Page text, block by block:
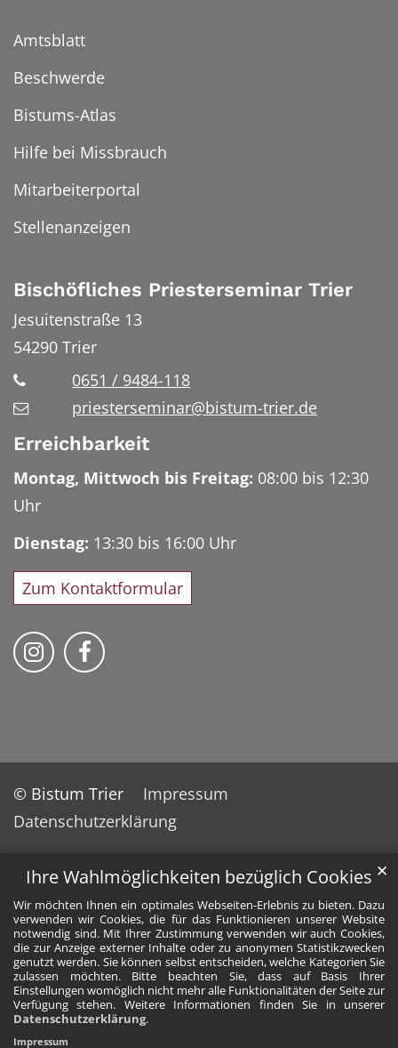
Ihre Wahlmöglichkeiten bezüglich Cookies
Wir möchten Ihnen ein optimales Webseiten-Erlebnis zu bieten. Dazu
verwenden wir Cookies, die für das Funktionieren unserer Website
notwendig sind. Mit Ihrer Zustimmung verwenden wir auch Cookies,
die zur Anzeige externer Inhalte oder zu anonymen Statistikzwecken
genutzt werden. Sie können selbst entscheiden, welche Kategorien Sie
zulassen möchten. Bitte beachten Sie, dass auf Basis Ihrer
Einstellungen womöglich nicht mehr alle Funktionalitäten der Seite zur
Verfügung stehen. Weitere Informationen finden Sie in unserer
Datenschutzerklärung.
✕
Impressum
Amtsblatt
Beschwerde
Bistums-Atlas
Hilfe bei Missbrauch
Mitarbeiterportal
Stellenanzeigen
Bischöfliches Priesterseminar Trier
Jesuitenstraße 13
54290 Trier
0651 / 9484-118
priesterseminar@bistum-trier.de
Erreichbarkeit
Montag, Mittwoch bis Freitag: 08:00 bis 12:30
Uhr
Dienstag: 13:30 bis 16:00 Uhr
Zum Kontaktformular
Bischöfliches Priesterseminar auf
Bischöfliches Priesterseminar auf
© Bistum Trier
Impressum
Datenschutzerklärung